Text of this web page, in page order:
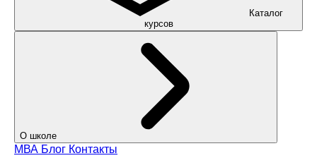
Каталог
курсов
О школе
МВА Блог Контакты